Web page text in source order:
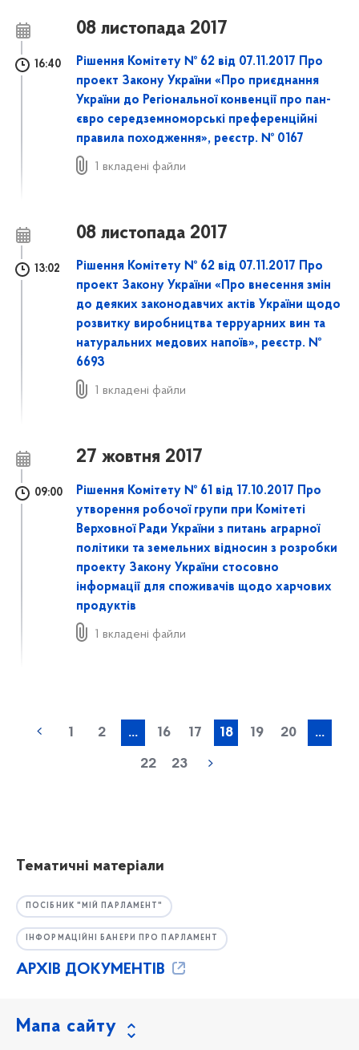
08 листопада 2017
16:40
Рішення Комітету № 62 від 07.11.2017 Про
проект Закону України «Про приєднання
України до Регіональної конвенції про пан-
євро середземноморські преференційні
правила походження», реєстр. № 0167
1 вкладені файли
08 листопада 2017
13:02
Рішення Комітету № 62 від 07.11.2017 Про
проект Закону України «Про внесення змін
до деяких законодавчих актів України щодо
розвитку виробництва терруарних вин та
натуральних медових напоїв», реєстр. №
6693
1 вкладені файли
27 жовтня 2017
09:00
Рішення Комітету № 61 від 17.10.2017 Про
утворення робочої групи при Комітеті
Верховної Ради України з питань аграрної
політики та земельних відносин з розробки
проекту Закону України стосовно
інформації для споживачів щодо харчових
продуктів
1 вкладені файли
1 2 ... 16 17 18 19 20 ...
22 23
Тематичні матеріали
ПОСІБНИК "МІЙ ПАРЛАМЕНТ"
ІНФОРМАЦІЙНІ БАНЕРИ ПРО ПАРЛАМЕНТ
АРХІВ ДОКУМЕНТІВ
Мапа сайту